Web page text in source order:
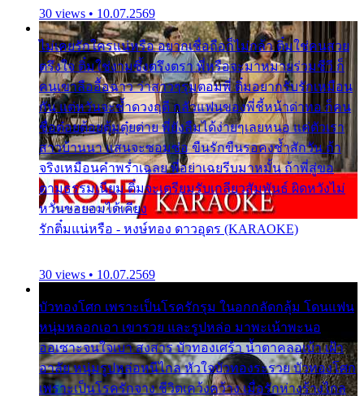
30 views • 10.07.2569
ไม่เคยรักใครแน่หรือ อยากเชื่อถือก็ไม่กล้า ติ๋มใช่คนสวย
ตรึงใจ ติ๋มใช่งามซึ้งตรึงตรา พี่หรือจะมาหมายร่วมชีวี ก็
คนเขาลืออื้อฉาว ว่าสาวๆรุมตอมพี่ ติ๋มอยากรับรักเหมือน
กัน แต่หวั่นจะช้ำดวงฤดี กลัวแฟนของพี่ชี้หน้าด่าทอ ก็คน
ชื่อต๋อยต้อยตุ้มตุ๋ยต่าย พี่ยังลืมได้ง่ายๆเลยหนอ แค่ตัวเรา
สาวบ้านนา แสนจะซอมซ่อ ขืนรักขืนรอคงช้ำสักวัน ถ้า
จริงเหมือนคำพร่ำเฉลย พี่อย่าเฉยรีบมาหมั้น ถ้าพี่สู่ขอ
ตามธรรมเนียม ติ๋มจะเตรียมรับเกลียวสัมพันธ์ ผิดหวังไม่
หวั่นขอยอมได้เคียง
รักติ๋มแน่หรือ - หงษ์ทอง ดาวอุดร (KARAOKE)
30 views • 10.07.2569
บัวทองโศก เพราะเป็นโรครักรุม ในอกกลัดกลุ้ม โดนแฟน
หนุ่มหลอกเอา เขารวย และรูปหล่อ มาพะเน้าพะนอ
ออเซาะจนใจเบา สงสาร บัวทองเศร้า น้ำตาคลอเบ้า เฝ้า
อาลัย หนุ่มรูปหล่อหนีไกล หัวใจบัวทองระรวย บัวทองโศก
เพราะเป็นโรครักจาง ชีวิตเคว้งคว้าง เมื่อรักห่างร้างไกล